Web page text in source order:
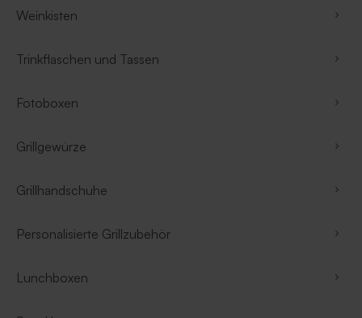
Weinkisten
Trinkflaschen und Tassen
Fotoboxen
Grillgewürze
Grillhandschuhe
Personalisierte Grillzubehör
Lunchboxen